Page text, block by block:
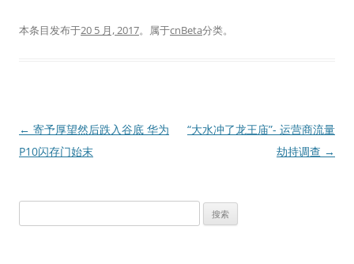
本条目发布于20 5 月, 2017。属于cnBeta分类。
文
章
← 寄予厚望然后跌入谷底 华为
P10闪存门始末
“大水冲了龙王庙”- 运营商流量
劫持调查 →
索：